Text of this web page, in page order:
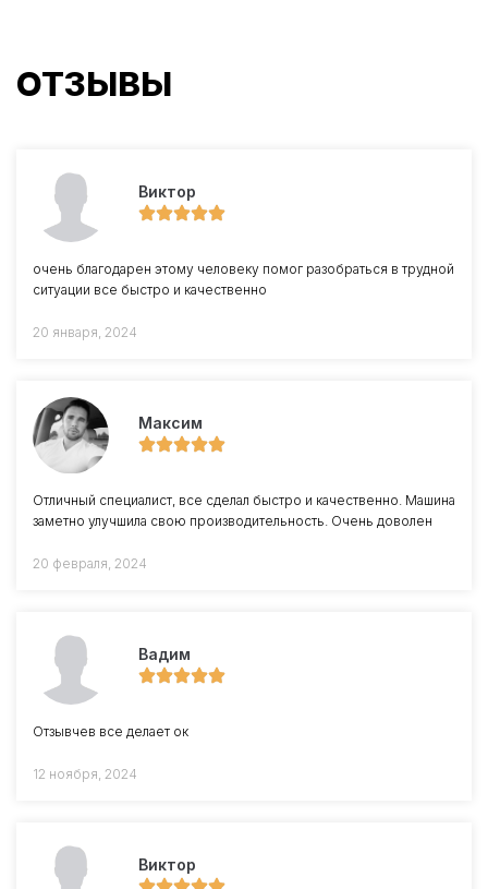
ОТЗЫВЫ
Виктор
очень благодарен этому человеку помог разобраться в трудной
ситуации все быстро и качественно
20 января, 2024
Максим
Отличный специалист, все сделал быстро и качественно. Машина
заметно улучшила свою производительность. Очень доволен
20 февраля, 2024
Вадим
Отзывчев все делает ок
12 ноября, 2024
Виктор